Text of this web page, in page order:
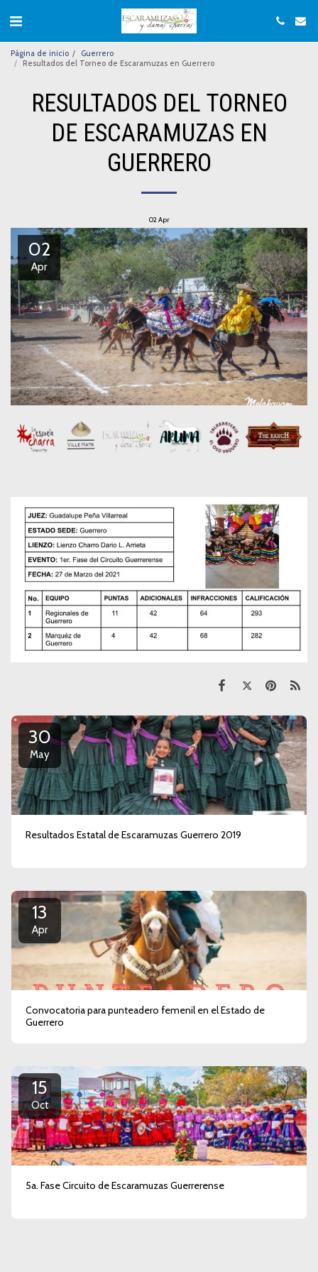
Página de inicio
Guerrero
Resultados del Torneo de Escaramuzas en Guerrero
RESULTADOS DEL TORNEO
DE ESCARAMUZAS EN
GUERRERO
02 Apr
02
Apr
30
May
Resultados Estatal de Escaramuzas Guerrero 2019
13
Apr
Convocatoria para punteadero femenil en el Estado de
Guerrero
15
Oct
5a. Fase Circuito de Escaramuzas Guerrerense